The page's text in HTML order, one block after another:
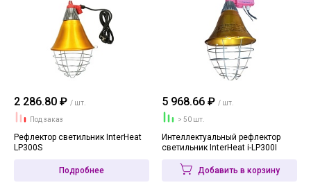
2 286.80 ₽ / шт.
Под заказ
Рефлектор светильник InterHeat
LP300S
Подробнее
5 968.66 ₽ / шт.
> 50 шт.
Интеллектуальный рефлектор
светильник InterHeat i-LP300I
Добавить в корзину